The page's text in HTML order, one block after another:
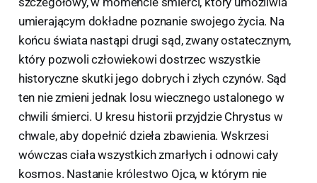
umierającym dokładne poznanie swojego życia. Na
końcu świata nastąpi drugi sąd, zwany ostatecznym,
który pozwoli człowiekowi dostrzec wszystkie
historyczne skutki jego dobrych i złych czynów. Sąd
ten nie zmieni jednak losu wiecznego ustalonego w
chwili śmierci. U kresu historii przyjdzie Chrystus w
chwale, aby dopełnić dzieła zbawienia. Wskrzesi
wówczas ciała wszystkich zmarłych i odnowi cały
kosmos. Nastanie królestwo Ojca, w którym nie